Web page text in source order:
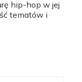
hip-hop w jej
tematów i